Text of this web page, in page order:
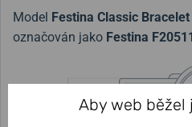
Model Festina Classic
označován jako Festina
19,8 mm
Aby web běžel